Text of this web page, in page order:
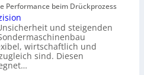
Performance beim Drückprozess
und steigenden
wirtschaftlich und
sind. Diesen